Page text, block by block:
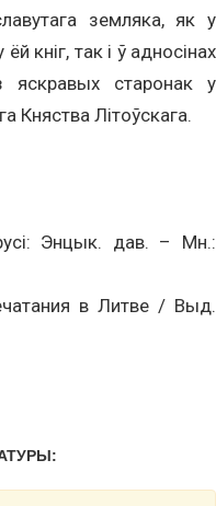
земляка, як у
кніг, так і ў адносінах
старонак у
Княства Літоўскага.
Энцык. дав. – Мн.:
в Литве / Выд.